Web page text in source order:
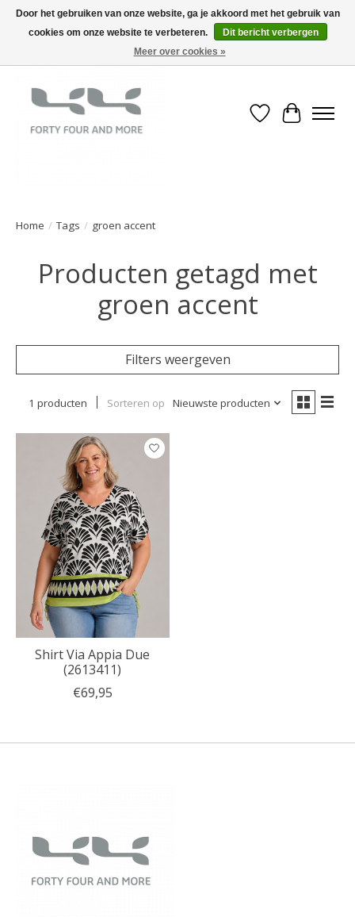
Verlanglijst
Home / Tags / groen accent
Producten getagd met
groen accent
Filters weergeven
1 producten Sorteren op Nieuwste producten
Shirt Via Appia Due
(2613411)
€69,95
Door het gebruiken van onze website, ga je akkoord met het gebruik van
cookies om onze website te verbeteren.
Dit bericht verbergen
Meer over cookies »